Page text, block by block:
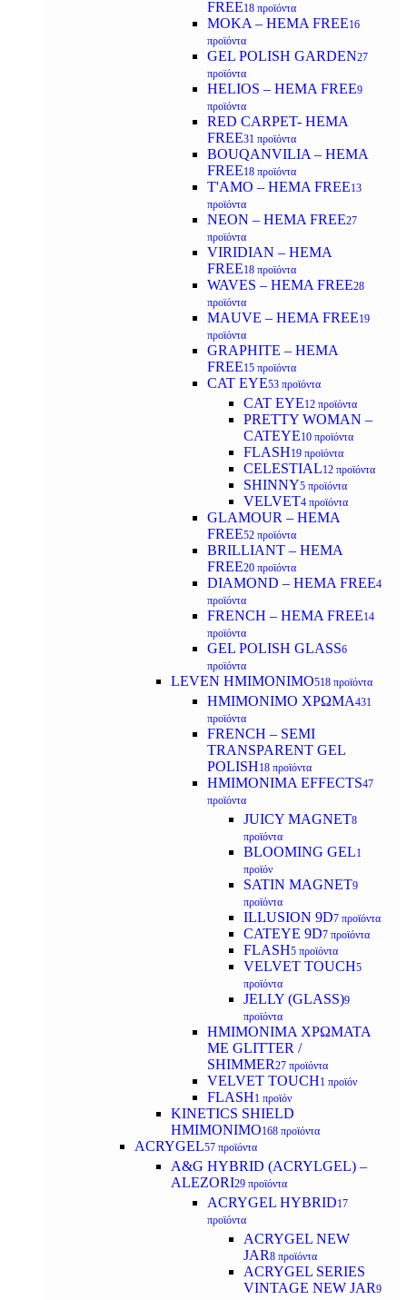
FREE18 προϊόντα
MOKA – HEMA FREE16
προϊόντα
GEL POLISH GARDEN27
προϊόντα
HELIOS – HEMA FREE9
προϊόντα
RED CARPET- HEMA
FREE31 προϊόντα
BOUQANVILIA – HEMA
FREE18 προϊόντα
T'AMO – HEMA FREE13
προϊόντα
NEON – HEMA FREE27
προϊόντα
VIRIDIAN – HEMA
FREE18 προϊόντα
WAVES – HEMA FREE28
προϊόντα
MAUVE – HEMA FREE19
προϊόντα
GRAPHITE – HEMA
FREE15 προϊόντα
CAT EYE53 προϊόντα
CAT EYE12 προϊόντα
PRETTY WOMAN –
CATEYE10 προϊόντα
FLASH19 προϊόντα
CELESTIAL12 προϊόντα
SHINNY5 προϊόντα
VELVET4 προϊόντα
GLAMOUR – HEMA
FREE52 προϊόντα
BRILLIANT – HEMA
FREE20 προϊόντα
DIAMOND – HEMA FREE4
προϊόντα
FRENCH – HEMA FREE14
προϊόντα
GEL POLISH GLASS6
προϊόντα
LEVEN ΗΜΙΜΟΝΙΜΟ518 προϊόντα
ΗΜΙΜΟΝΙΜΟ ΧΡΩΜΑ431
προϊόντα
FRENCH – SEMI
TRANSPARENT GEL
POLISH18 προϊόντα
HMIMONIMA EFFECTS47
προϊόντα
JUICY MAGNET8
προϊόντα
BLOOMING GEL1
προϊόν
SATIN MAGNET9
προϊόντα
ILLUSION 9D7 προϊόντα
CATEYE 9D7 προϊόντα
FLASH5 προϊόντα
VELVET TOUCH5
προϊόντα
JELLY (GLASS)9
προϊόντα
ΗΜΙΜΟΝΙΜA ΧΡΩΜΑΤΑ
ΜΕ GLITTER /
SHIMMER27 προϊόντα
VELVET TOUCH1 προϊόν
FLASH1 προϊόν
KINETICS SHIELD
ΗΜΙΜΟΝΙΜΟ168 προϊόντα
ACRYGEL57 προϊόντα
A&G HYBRID (ACRYLGEL) –
ALEZORI29 προϊόντα
ACRYGEL HYBRID17
προϊόντα
ACRYGEL NEW
JAR8 προϊόντα
ACRYGEL SERIES
VINTAGE NEW JAR9